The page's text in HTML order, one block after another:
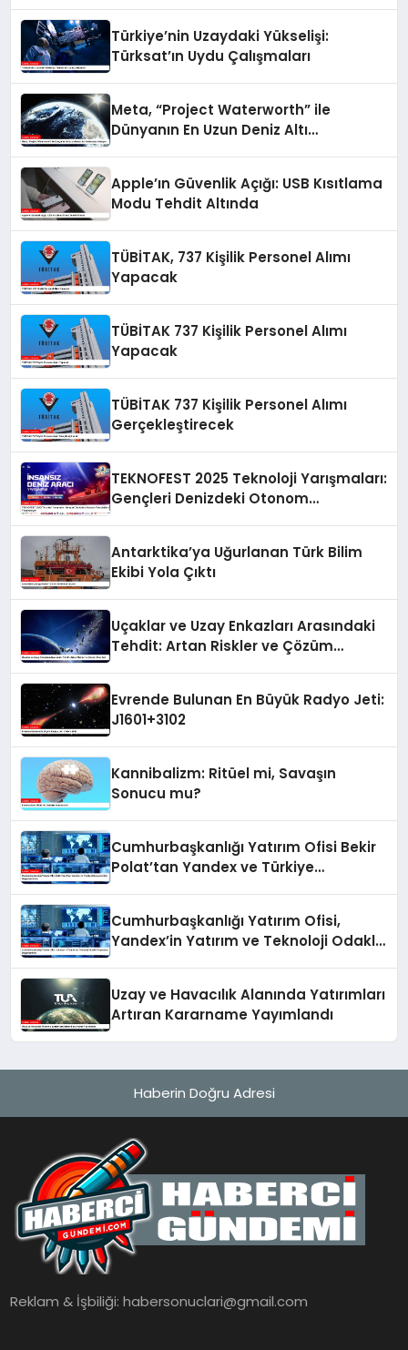
Türkiye’nin Uzaydaki Yükselişi:
Türksat’ın Uydu Çalışmaları
Meta, “Project Waterworth” ile
Dünyanın En Uzun Deniz Altı
Apple’ın Güvenlik Açığı: USB Kısıtlama
Modu Tehdit Altında
TÜBİTAK, 737 Kişilik Personel Alımı
Yapacak
TÜBİTAK 737 Kişilik Personel Alımı
Yapacak
TÜBİTAK 737 Kişilik Personel Alımı
Gerçekleştirecek
TEKNOFEST 2025 Teknoloji Yarışmaları:
Gençleri Denizdeki Otonom
Antarktika’ya Uğurlanan Türk Bilim
Ekibi Yola Çıktı
Uçaklar ve Uzay Enkazları Arasındaki
Tehdit: Artan Riskler ve Çözüm
Evrende Bulunan En Büyük Radyo Jeti:
J1601+3102
Kannibalizm: Ritüel mi, Savaşın
Sonucu mu?
Cumhurbaşkanlığı Yatırım Ofisi Bekir
Polat’tan Yandex ve Türkiye
Cumhurbaşkanlığı Yatırım Ofisi,
Yandex’in Yatırım ve Teknoloji Odaklı
Uzay ve Havacılık Alanında Yatırımları
Artıran Kararname Yayımlandı
Haberin Doğru Adresi
Reklam & İşbiliği:habersonuclari@gmail.com